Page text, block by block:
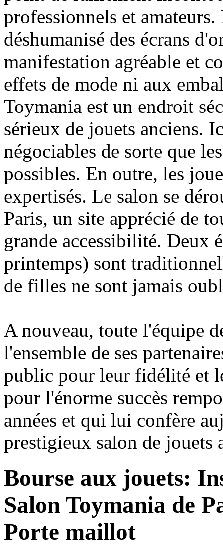
professionnels et
déshumanisé des écrans
manifestation agréable et
effets de mode ni aux
Toymania est un endroit
sérieux de jouets anciens.
négociables de sorte que
possibles. En outre, les
expertisés. Le salon se
Paris, un site apprécié de
grande accessibilité. Deux
printemps) sont
de filles ne sont jamais
A nouveau, toute l'équipe
l'ensemble de ses
public pour leur fidélité et
pour l'énorme succès
années et qui lui confère
prestigieux salon de jouets
Bourse aux jouets:
Salon Toymania de
Porte maillot